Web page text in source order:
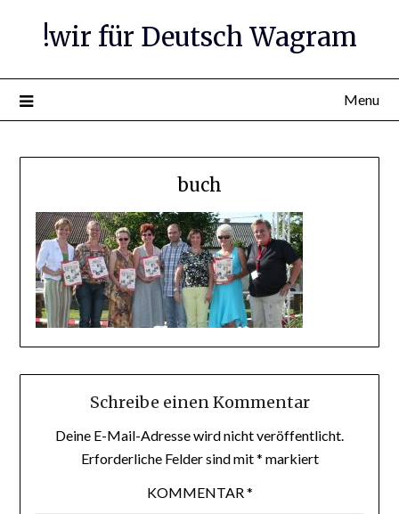
!wir für Deutsch Wagram
Menu
buch
Schreibe einen Kommentar
Deine E-Mail-Adresse wird nicht veröffentlicht.
Erforderliche Felder sind mit* markiert
KOMMENTAR*